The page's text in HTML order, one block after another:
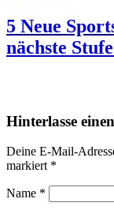
5 Neue
nächste
Hinterlasse
Deine E-Mail-
markiert *
Name *